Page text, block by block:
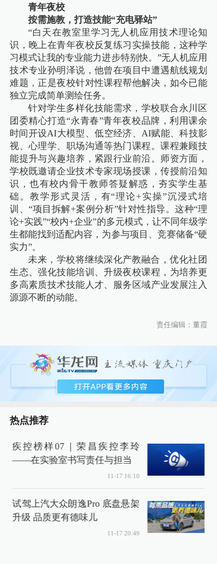
青年夜校
按需施教，打造技能“充电驿站”
“白天在教室里学习无人机应用技术理论知
识，晚上在青年夜校反复练习实操技能，这种学
习模式让我的专业能力进步特别快。”无人机应用
技术专业孙明泽说，他曾在项目中遭遇航线规划
难题，正是夜校针对性课程帮他解决，如今已能
独立完成简单测绘任务。
针对学生多样化技能需求，学校联合永川区
团委精心打造“永青春”青年夜校品牌，利用课余
时间开设AI大模型、低空经济、AI赋能、科技影
视、心理学、职场沟通等热门课程。课程兼顾技
能提升与兴趣培养，紧跟行业前沿。师资方面，
学校既邀请企业技术专家现场授课，传授前沿知
识，也有校内骨干教师答疑解惑，夯实学生基
础。教学形式灵活，有“理论+实操”沉浸式培
训、“项目拆解+案例分析”针对性指导。这种“理
论+实践”“校内+企业”的多元模式，让不同年级学
生都能找到适配内容，为参与项目、竞赛储备“硬
实力”。
未来，学校将继续深化产教融合，优化社团
生态、强化技能培训、升级夜校课程，为培养更
多高素质技术技能人才、服务区域产业发展注入
源源不断的动能。
责任编辑：董霞
热点推荐
疾控榜样07｜荣昌疾控李玲
——在实验室书写责任与担当
11-17 16:10
试驾上汽大众朗逸Pro 底盘悬架
升级 品质更有德味儿
11-17 20:49